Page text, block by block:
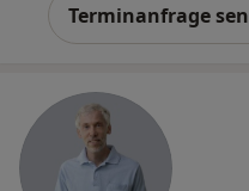
Terminanfrage